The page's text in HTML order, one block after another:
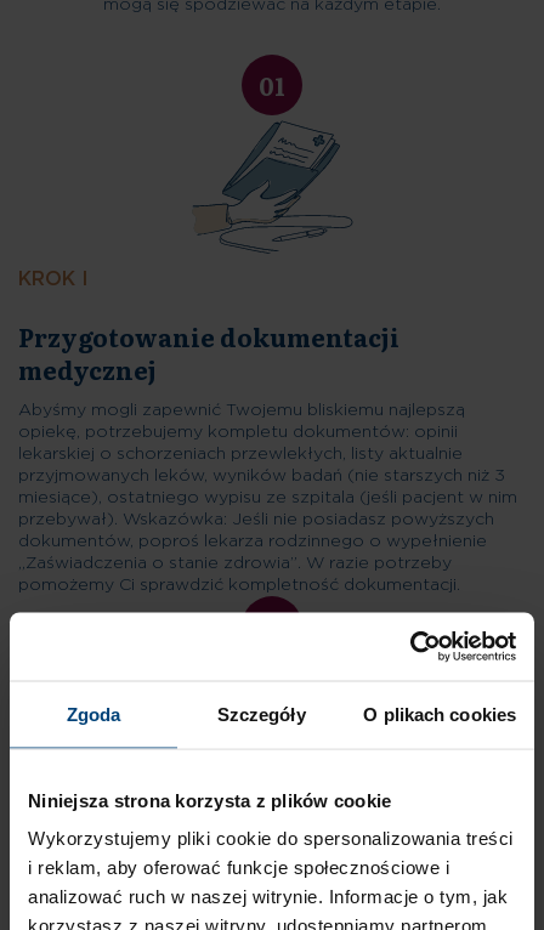
Zgoda Szczegóły O plikach cookies
Niniejsza strona korzysta z plików cookie
Wykorzystujemy pliki cookie do spersonalizowania treści
i reklam, aby oferować funkcje społecznościowe i
analizować ruch w naszej witrynie. Informacje o tym, jak
korzystasz z naszej witryny, udostępniamy partnerom
mogą się spodziewać na każdym etapie.
01
KROK I
Abyśmy mogli zapewnić Twojemu bliskiemu najlepszą
opiekę, potrzebujemy kompletu dokumentów: opinii
lekarskiej o schorzeniach przewlekłych, listy aktualnie
przyjmowanych leków, wyników badań (nie starszych niż 3
miesiące), ostatniego wypisu ze szpitala (jeśli pacjent w nim
przebywał). Wskazówka: Jeśli nie posiadasz powyższych
dokumentów, poproś lekarza rodzinnego o wypełnienie
„Zaświadczenia o stanie zdrowia”. W razie potrzeby
pomożemy Ci sprawdzić kompletność dokumentacji.
Nasz zespół medyczny analizuje dokumentację, aby upewnić